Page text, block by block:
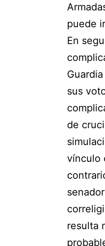
puede
En
sus
de
vínculo
resulta